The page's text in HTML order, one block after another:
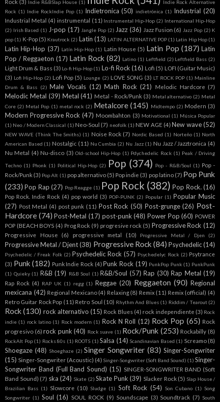
Rock (3) Indie R&BSlap House (1)
Indie Rock Alternative
Rock (1) Indie RockIndie Pop (1) Indietronica (50) indietrónica (1) Industrial (20)
Industrial Metal (4) instrumental (11) Instrumental Hip-Hop (2) International Hip-Hop
(2) Irish Based (1) J-pop (17) Jangle Pop (2) Jazz (36) Jazz Fusion (6) Jazz Pop (2) K
pop (1) K-Pop (5) Krautrock (2) Latin (13) LATIN ALTERNATIVE POP (1) Latin Hip Hop (1)
Latin Hip-Hop (37) Latín Hip-Hop (1) Latin House (5) Latin Pop (187) Latin
Pop / Reggaeton (17) Latin Rock (82) Latino (1) Leftfield (2) Leftfield Bass (2)
Light Drum & Bass (3) Lo-fi Hip-Hop (1) Lo-fi Rock (16) Lofi (5) LOFI (Guitar Music)
(3) Lofi Hip-Hop (2) Lofi Pop (5) Lounge (2) LOVE SONG (3) LT ROCK POP (1) Mainline
Drum & Bass (2) Male Vocals (12) Math Rock (21) Melodic Hardcore (7)
Melodic Metal (39) Metal (41) Metal - Rock/Punk (3) Metal alternativo (2) Metal
Core (2) Metal Pop (1) metal rock (2) Metalcore (145) Midtempo (2) Modern (3)
Modern Progressive Rock (47) Moombahton (3) Motivational (1) Música Popular
(1) Neo / Modern Classical (1) Neo-Soul (7) neofolk (1) NEW AGE (4) New wave (52)
NEW WAVE (Think The Smiths) (1) Noise Rock (7) Nordic Based (1) Norteño (1) North
American Based (1) Nostalgic (11) Nu Cumbia (2) Nu Jazz (1) Nu Jazz / Jazztronica (4)
Nu Metal (4) Nu-disco (3) Old-school Hip-Hop (1) Pdychedelic Rock (1) Peak / Driving
Techno (1) Phonk (1) Political Hip-Hop (2) Pop (374) Pop - R&B/Soul (1) Pop -
Rock/Punk (3) Pop Alt (1) pop alternativo (5) Pop indie (3) pop latino (7) Pop Punk
(233) Pop Rap (27) Pop Reagge (1) Pop Rock (382) Pop Rock. (16)
Pop Rock. Indie Rock (4) pop world (3) POP-PUNK (2) Popular (1) Popular Music
(27) Post Metal (4) post punk (11) Post Rock (50) Post-grunge (26) Post-
Hardcore (74) Post-Metal (17) post-punk (48) Power Pop (60) POWER
POP (BEACH BOYS (4) Prog Rock (9) progresive rock (5) Progressive Rock (12)
Progressive House (6) progressive metal (10) Progressive Metal / Djen (2)
Progressive Metal / Djent (38) Progressive Rock (84) Psychedelic(14)
Psychedelic / Freak Folk (2) Psychedelic Rock (57) Psychedelyc Rock (2) Psytrance
(3) Punk (182) Punk Indie Rock (4) Punk Rock (19) PunkPop Punk (1) PunkPunk
(1) Quieky (1) R&B (19) R&B Soul (1) R&B/Soul (57) Rap (30) Rap Metal (19)
Rap Rock (4) RAP UK (1) regg (1) Reggae (20) Reggaeton (90) Regional
mexicana (42) Regional Mexicano (4) Relaxing (8) Remix (11) Remix (official) (4)
Retro Guitar Rock Pop (11) Retro Soul (10) Rhythm And Blues (1) Riddim / Tearout (2)
Rock (130) rock alternativo (15) Rock Blues (4) rock independiente (3) Rock
indie (1) rock latino (1) Rock modern (1) Rock N Roll (12) Rock Pop (65) Rock
progresivo (6) rock punk (40) Rock suave (1) Rock/Punk (253) Rockabilly (8)
RockAlt Pop (1) Rocks 80s (1) ROOTS (1) Salsa (14) Scandinavian Based (1) Screamo (8)
Shoegaze (48) Shoeghaze (2) Singer Songwriter (83) Singer-Songwriter
(15) Singer-Songwriter (Acoustic) (4) Singer-Songwriter (Soft Band Sound) (1) Singer-
Songwriter Band (Full Band Sound) (15) SINGER-SONGWRITER BAND (Soft
Band Sound) (7) ska (24) Skate (2) Skate Punk (39) Slacker Rock (5) Slap House /
Brazilian Bass (1) Slowcore (10) Sludge (1) Soft Rock (54) Son Cubano (1) Song
Songwriter (1) Soul (16) SOUL ROCK (9) Soundscape (3) Soundtrack (7) South